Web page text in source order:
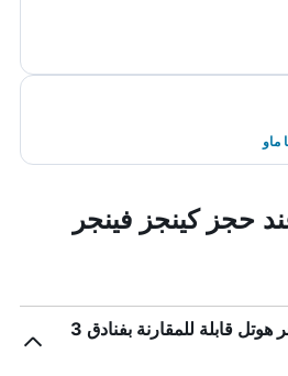
ماو
حجز كينجز فينجر
هل الأسعار في كينجز فينجر هوتل قابلة للمقارنة بفنادق 3